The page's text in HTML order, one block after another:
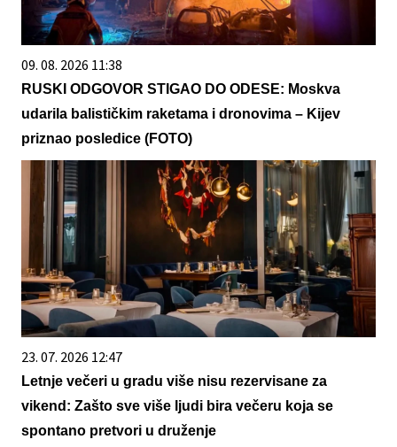
09. 08. 2026 11:38
RUSKI ODGOVOR STIGAO DO ODESE: Moskva
udarila balističkim raketama i dronovima – Kijev
priznao posledice (FOTO)
23. 07. 2026 12:47
Letnje večeri u gradu više nisu rezervisane za
vikend: Zašto sve više ljudi bira večeru koja se
spontano pretvori u druženje